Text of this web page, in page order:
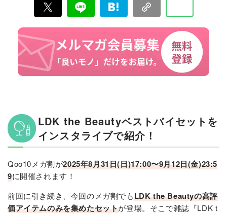
LDK the Beautyベストバイセットを
インスタライブで紹介！
Qoo10メガ割が2025年8月31日(日)17:00〜9月12日(金)23:5
9に開催されます！
前回に引き続き、今回のメガ割でもLDK the Beautyの高評
価アイテムのみを集めたセットが登場。そこで雑誌『LDK t